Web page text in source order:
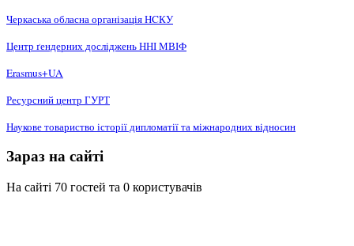
Черкаська обласна організація НCКУ
Центр ґендерних досліджень ННІ МВІФ
Erasmus+UA
Ресурсний центр ГУРТ
Наукове товариство історії дипломатії та міжнародних відносин
Зараз на сайті
На сайті 70 гостей та 0 користувачів